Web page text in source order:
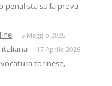
penalista sulla prova
5 Maggio 2026
17 Aprile 2026
torinese,